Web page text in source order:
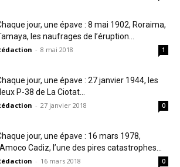
jour, une épave : 8 mai 1902, Roraima,
les naufrages de l’éruption...
- 8 mai 2018 1
jour, une épave : 27 janvier 1944, les
P-38 de La Ciotat...
- 27 janvier 2018 0
jour, une épave : 16 mars 1978,
Cadiz, l’une des pires catastrophes...
- 16 mars 2018 0